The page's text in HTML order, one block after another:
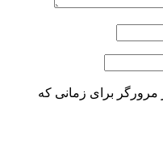
مرورگر برای زمانی که